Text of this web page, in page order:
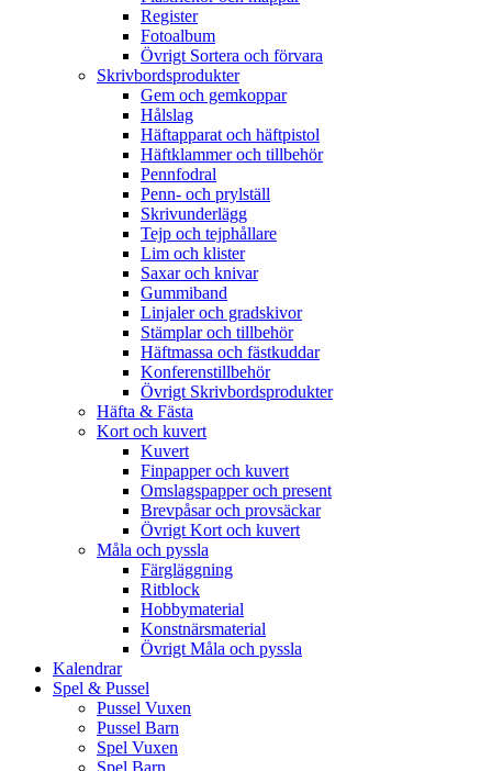
Register
Fotoalbum
Övrigt Sortera och förvara
Skrivbordsprodukter
Gem och gemkoppar
Hålslag
Häftapparat och häftpistol
Häftklammer och tillbehör
Pennfodral
Penn- och prylställ
Skrivunderlägg
Tejp och tejphållare
Lim och klister
Saxar och knivar
Gummiband
Linjaler och gradskivor
Stämplar och tillbehör
Häftmassa och fästkuddar
Konferenstillbehör
Övrigt Skrivbordsprodukter
Häfta & Fästa
Kort och kuvert
Kuvert
Finpapper och kuvert
Omslagspapper och present
Brevpåsar och provsäckar
Övrigt Kort och kuvert
Måla och pyssla
Färgläggning
Ritblock
Hobbymaterial
Konstnärsmaterial
Övrigt Måla och pyssla
Kalendrar
Spel & Pussel
Pussel Vuxen
Pussel Barn
Spel Vuxen
Spel Barn